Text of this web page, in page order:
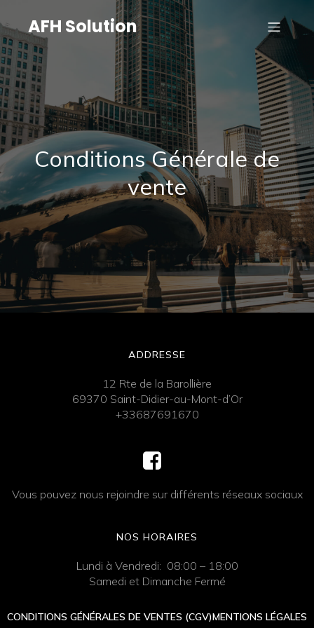
AFH Solution
Conditions Générale de
vente
ADDRESSE
12 Rte de la Barollière
69370 Saint-Didier-au-Mont-d’Or
+33687691670
Vous pouvez nous rejoindre sur différents réseaux sociaux
NOS HORAIRES
Lundi à Vendredi: 08:00 – 18:00
Samedi et Dimanche Fermé
CONDITIONS GÉNÉRALES DE VENTES (CGV)MENTIONS LÉGALES